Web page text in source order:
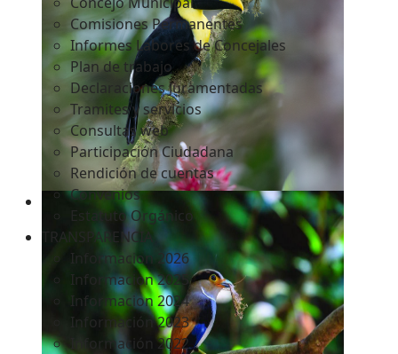
Comisiones Permanentes
Informes Labores de Concejales
Plan de trabajo
Declaraciones Juramentadas
Tramites y servicios
Consultas web
Participación Ciudadana
Rendición de cuentas
Convenios
Estatuto Orgánico
TRANSPARENCIA
Informacion 2026
Informacion 2025
Informacion 2024
Información 2023
Información 2022